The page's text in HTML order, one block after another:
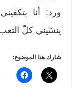
ورد: أنا
ينسّيني كلّ
شارك هذا الموضوع: